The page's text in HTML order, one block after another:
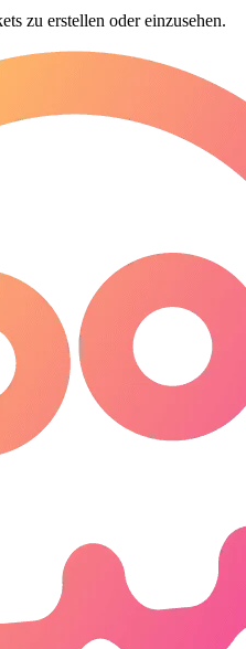
zu erstellen oder einzusehen.